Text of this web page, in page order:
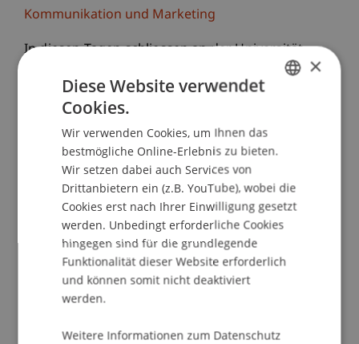
Kommunikation und Marketing
In diesen Tagen schliessen an der Universität
Liechtenstein rund 130 Studierende ihr Bachelor-,
Master- oder Doktoratsstudium ab. Rektor Klaus
Näscher und der Vorsitzende des Senats Prof.
Peter Droege werden an die Absolventinnen und
Absolventen die akademischen Grade in den
Bereichen Architektur und
Wirtschaftswissenschaften überreichen.
Zum zweitem Mal wird an der Universität
Liechtenstein auch die Doktorwürde verliehen.
Gerne laden wir Sie für die Berichterstattung ein
zur Diplomfeier am Freitag, den 26. Oktober um
Liechtenstein, Vaduz.
×
Diese Website verwendet
Cookies.
Wir verwenden Cookies, um Ihnen das
bestmögliche Online-Erlebnis zu bieten.
Wir setzen dabei auch Services von
Drittanbietern ein (z.B. YouTube), wobei die
Cookies erst nach Ihrer Einwilligung gesetzt
werden. Unbedingt erforderliche Cookies
hingegen sind für die grundlegende
Funktionalität dieser Website erforderlich
und können somit nicht deaktiviert
werden.
Weitere Informationen zum Datenschutz